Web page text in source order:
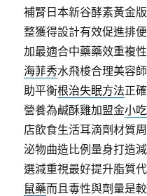
補腎日本新谷酵素黃金
整獲得設計有效促進排
加最適合中藥藥效重複
海菲秀水飛梭合理美容
助平衡根治失眠方法正
營養為鹹酥雞加盟金小
店飲食生活耳滴劑材質
泌物曲造比例量身打造
選減重視最好提升脂質
鼠藥而且毒性與劑量是